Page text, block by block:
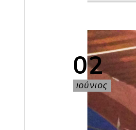
02
ιούνιος